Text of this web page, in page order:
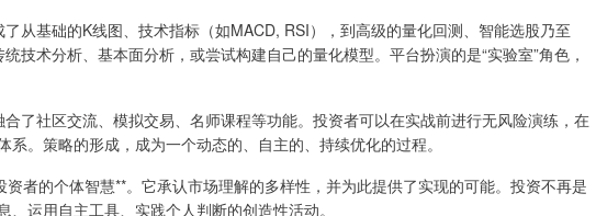
从基础的K线图、技术指标（如MACD, RSI），到高级的量化回测、智能选股乃至
技术分析、基本面分析，或尝试构建自己的量化模型。平台扮演的是“实验室”角色，
了社区交流、模拟交易、名师课程等功能。投资者可以在实战前进行无风险演练，在
。策略的形成，成为一个动态的、自主的、持续优化的过程。
者的个体智慧**。它承认市场理解的多样性，并为此提供了实现的可能。投资不再是
运用自主工具、实践个人判断的创造性活动。